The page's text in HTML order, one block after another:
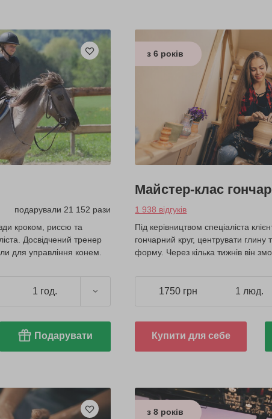
подарували 21 152 рази
кроком, риссю та
Досвідчений тренер
для управління конем.
1 год.
Подарувати
з 6 років
Майстер-клас
1 938 відгуків
Під керівництвом спеціаліста
гончарний круг, центрувати глину
форму. Через кілька тижнів він
1750 грн 1 люд.
Купити для себе
з 8 років